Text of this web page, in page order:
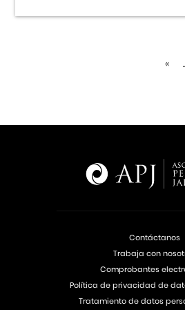
«
Contáctanos
Trabaja con
Comprobantes
Política de privacidad de
Tratamiento de datos